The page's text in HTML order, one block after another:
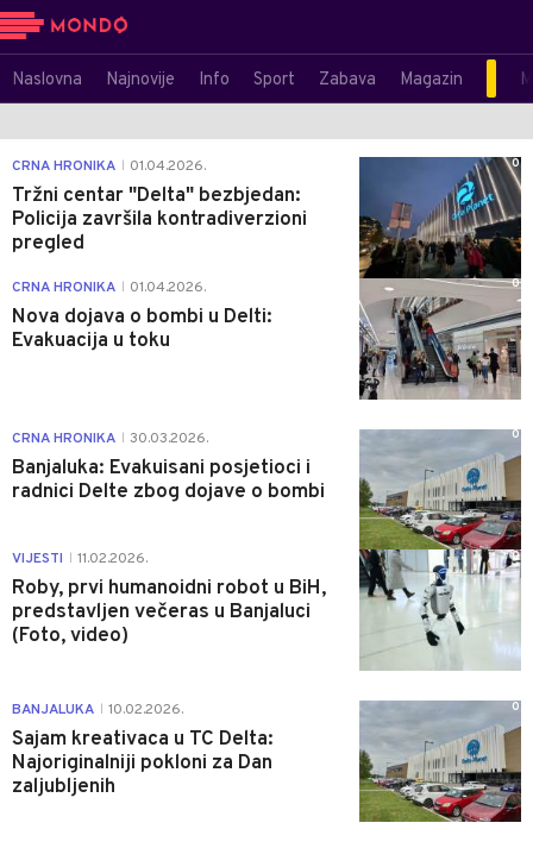
Naslovna Najnovije Info Sport Zabava Magazin
CRNA HRONIKA 01.04.2026.
Tržni centar "Delta" bezbjedan:
Policija završila kontradiverzioni
pregled
0
CRNA HRONIKA 01.04.2026.
Nova dojava o bombi u Delti:
Evakuacija u toku
0
CRNA HRONIKA 30.03.2026.
Banjaluka: Evakuisani posjetioci i
radnici Delte zbog dojave o bombi
0
VIJESTI 11.02.2026.
Roby, prvi humanoidni robot u BiH,
predstavljen večeras u Banjaluci
(Foto, video)
0
BANJALUKA 10.02.2026.
Sajam kreativaca u TC Delta:
Najoriginalniji pokloni za Dan
zaljubljenih
0